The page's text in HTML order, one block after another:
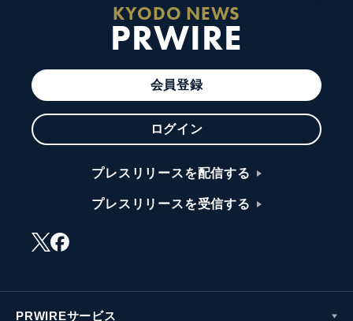
KYODO NEWS
PRWIRE
会員登録
ログイン
プレスリリースを配信する
プレスリリースを受信する
PRWIREサービス